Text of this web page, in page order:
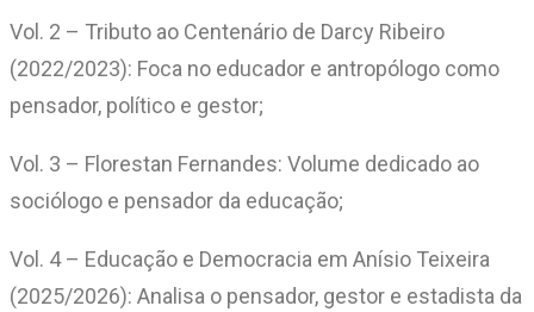
Vol. 2 – Tributo ao Centenário de Darcy Ribeiro
(2022/2023): Foca no educador e antropólogo como
pensador, político e gestor;
Vol. 3 – Florestan Fernandes: Volume dedicado ao
sociólogo e pensador da educação;
Vol. 4 – Educação e Democracia em Anísio Teixeira
(2025/2026): Analisa o pensador, gestor e estadista da